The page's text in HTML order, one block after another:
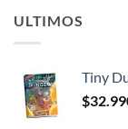
ULTIMOS
Tiny
$